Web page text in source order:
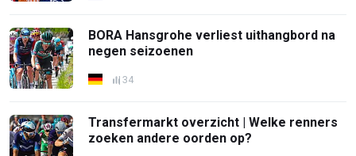
BORA Hansgrohe verliest uithangbord na
negen seizoenen
34
Transfermarkt overzicht | Welke renners
zoeken andere oorden op?